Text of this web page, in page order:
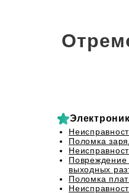
Поломка
Повреждение
выходных
Поломка